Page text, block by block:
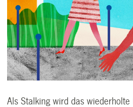
Als Stalking wird das wiederholte